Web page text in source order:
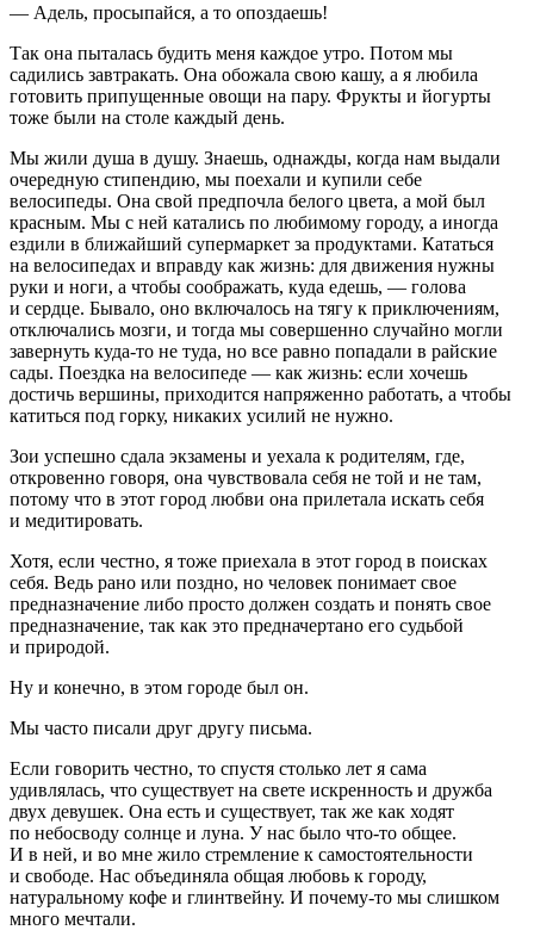
— Адель, просыпайся, а то опоздаешь!
Так она пыталась будить меня каждое утро. Потом мы
садились завтракать. Она обожала свою кашу, а я любила
готовить припущенные овощи на пару. Фрукты и йогурты
тоже были на столе каждый день.
Мы жили душа в душу. Знаешь, однажды, когда нам выдали
очередную стипендию, мы поехали и купили себе
велосипеды. Она свой предпочла белого цвета, а мой был
красным. Мы с ней катались по любимому городу, а иногда
ездили в ближайший супермаркет за продуктами. Кататься
на велосипедах и вправду как жизнь: для движения нужны
руки и ноги, а чтобы соображать, куда едешь, — голова
и сердце. Бывало, оно включалось на тягу к приключениям,
отключались мозги, и тогда мы совершенно случайно могли
завернуть куда-то не туда, но все равно попадали в райские
сады. Поездка на велосипеде — как жизнь: если хочешь
достичь вершины, приходится напряженно работать, а чтобы
катиться под горку, никаких усилий не нужно.
Зои успешно сдала экзамены и уехала к родителям, где,
откровенно говоря, она чувствовала себя не той и не там,
потому что в этот город любви она прилетала искать себя
и медитировать.
Хотя, если честно, я тоже приехала в этот город в поисках
себя. Ведь рано или поздно, но человек понимает свое
предназначение либо просто должен создать и понять свое
предназначение, так как это предначертано его судьбой
и природой.
Ну и конечно, в этом городе был он.
Мы часто писали друг другу письма.
Если говорить честно, то спустя столько лет я сама
удивлялась, что существует на свете искренность и дружба
двух девушек. Она есть и существует, так же как ходят
по небосводу солнце и луна. У нас было что-то общее.
И в ней, и во мне жило стремление к самостоятельности
и свободе. Нас объединяла общая любовь к городу,
натуральному кофе и глинтвейну. И почему-то мы слишком
много мечтали.